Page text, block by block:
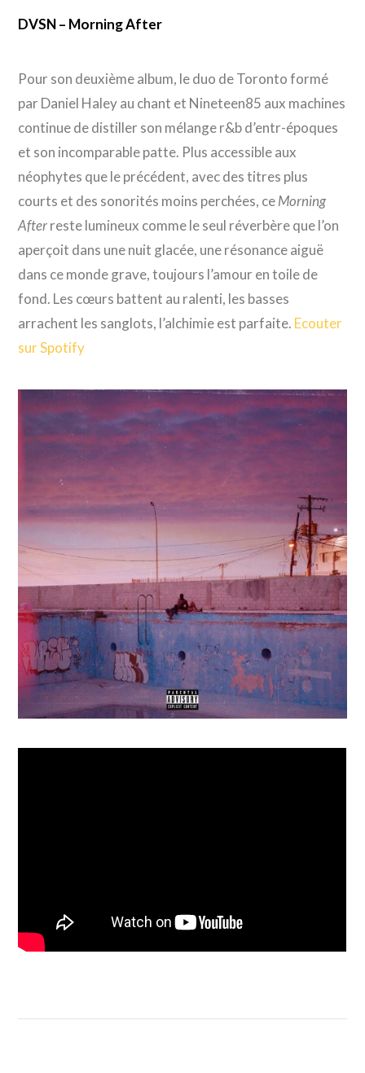
DVSN – Morning After
Pour son deuxième album, le duo de Toronto formé
par Daniel Haley au chant et Nineteen85 aux machines
continue de distiller son mélange r&b d’entr-époques
et son incomparable patte. Plus accessible aux
néophytes que le précédent, avec des titres plus
courts et des sonorités moins perchées, ceMorning
Afterreste lumineux comme le seul réverbère que l’on
aperçoit dans une nuit glacée, une résonance aiguë
dans ce monde grave, toujours l’amour en toile de
fond. Les cœurs battent au ralenti, les basses
arrachent les sanglots, l’alchimie est parfaite. Ecouter
sur Spotify